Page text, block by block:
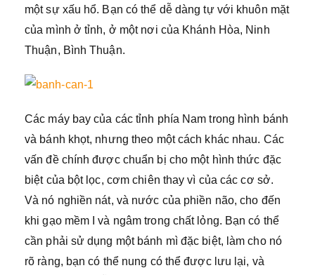
một sự xấu hổ. Bạn có thể dễ dàng tự với khuôn mặt
của mình ở tỉnh, ở một nơi của Khánh Hòa, Ninh
Thuận, Bình Thuận.
Các máy bay của các tỉnh phía Nam trong hình bánh
và bánh khọt, nhưng theo một cách khác nhau. Các
vấn đề chính được chuẩn bị cho một hình thức đặc
biệt của bột lọc, cơm chiên thay vì của các cơ sở.
Và nó nghiền nát, và nước của phiền não, cho đến
khi gạo mềm I và ngâm trong chất lỏng. Bạn có thể
cần phải sử dụng một bánh mì đặc biệt, làm cho nó
rõ ràng, bạn có thể nung có thể được lưu lại, và